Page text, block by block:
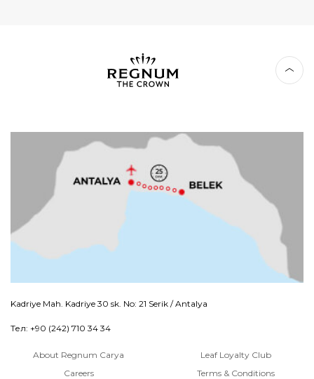
Kadriye Mah. Kadriye 30 sk. No: 21 Serik / Antalya
Тел: +90 (242) 710 34 34
About Regnum Carya
Careers
Leaf Loyalty Club
Terms & Conditions